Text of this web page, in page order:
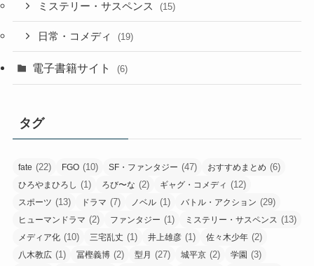
ミステリー・サスペンス (15)
日常・コメディ (19)
電子書籍サイト (6)
タグ
fate (22) FGO (10) SF・ファンタジー (47) おすすめまとめ (6)
ひろやまひろし (1) ろび〜な (2) ギャグ・コメディ (12)
スポーツ (13) ドラマ (7) ノベル (1) バトル・アクション (29)
ヒューマンドラマ (2) ファンタジー (1) ミステリー・サスペンス (13)
メディア化 (10) 三宅乱丈 (1) 井上雄彦 (1) 佐々木少年 (2)
八木教広 (1) 冨樫義博 (2) 型月 (27) 城平京 (2) 学園 (3)